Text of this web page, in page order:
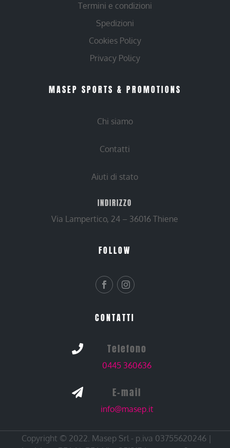
Termini e condizioni
Spedizioni
Cookies Policy
Privacy Policy
MASEP SPORTS & PROMOTIONS
Chi siamo
Contatti
Aiuti di stato
INDIRIZZO
Via Lampertico, 24 – 36016 Thiene
FOLLOW
CONTATTI
 Telefono
0445 360636
 E-mail
info@masep.it
Copyright © 2022. Masep Srl - p.iva 03755620246 |